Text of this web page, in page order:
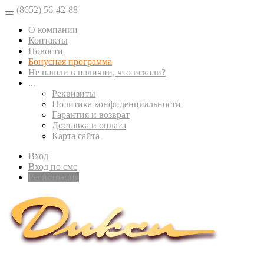
(8652) 56-42-88
О компании
Контакты
Новости
Бонусная программа
Не нашли в наличии, что искали?
...
Реквизиты
Политика конфиденциальности
Гарантия и возврат
Доставка и оплата
Карта сайта
Вход
Вход по смс